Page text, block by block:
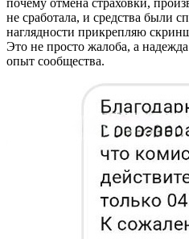
почему отмена страховки,
не сработала, и средства были
наглядности прикрепляю
Это не просто жалоба, а
опыт сообщества.